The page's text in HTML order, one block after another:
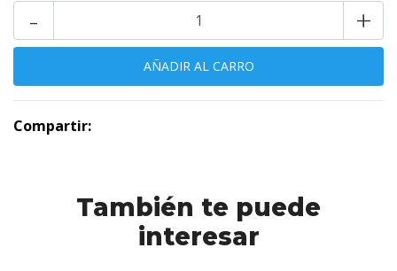
+
-
Compartir:
También te puede
interesar